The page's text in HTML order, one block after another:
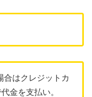
合はクレジットカ
金を支払い。